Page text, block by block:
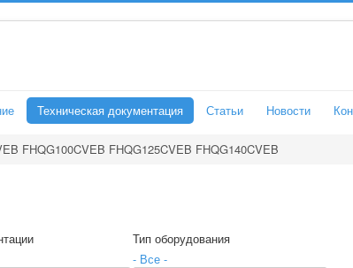
Техническая документация Статьи Новости
FHQG100CVEB FHQG125CVEB FHQG140CVEB
Тип оборудования
- Все -